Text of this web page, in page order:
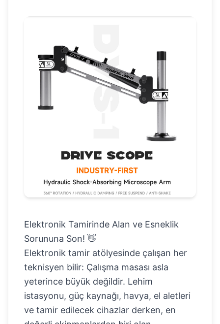
Elektronik Tamirinde Alan ve Esneklik
Sorununa Son! 👋
Elektronik tamir atölyesinde çalışan her
teknisyen bilir: Çalışma masası asla
yeterince büyük değildir. Lehim
istasyonu, güç kaynağı, havya, el aletleri
ve tamir edilecek cihazlar derken, en